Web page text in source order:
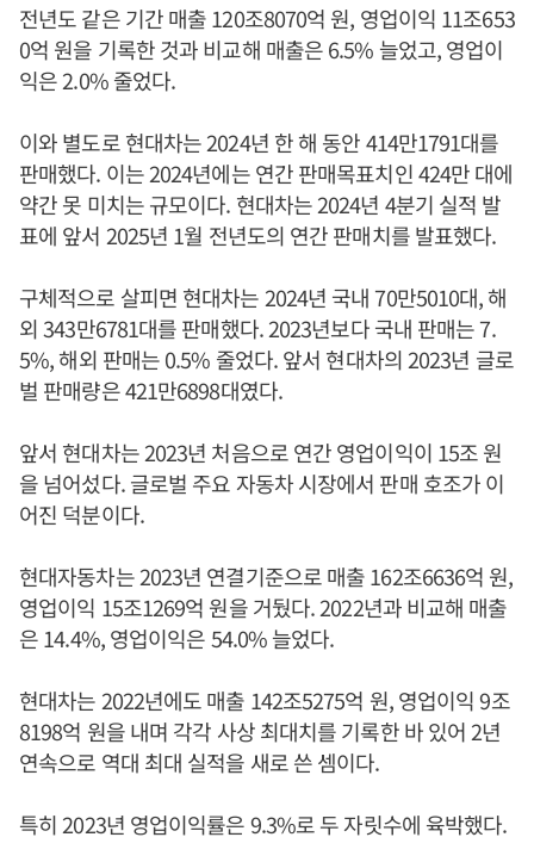
전년도 같은 기간 매출 120조8070억 원, 영업이익 11조653
0억 원을 기록한 것과 비교해 매출은 6.5% 늘었고, 영업이
익은 2.0% 줄었다.
이와 별도로 현대차는 2024년 한 해 동안 414만1791대를
판매했다. 이는 2024년에는 연간 판매목표치인 424만 대에
약간 못 미치는 규모이다. 현대차는 2024년 4분기 실적 발
표에 앞서 2025년 1월 전년도의 연간 판매치를 발표했다.
구체적으로 살피면 현대차는 2024년 국내 70만5010대, 해
외 343만6781대를 판매했다. 2023년보다 국내 판매는 7.
5%, 해외 판매는 0.5% 줄었다. 앞서 현대차의 2023년 글로
벌 판매량은 421만6898대였다.
앞서 현대차는 2023년 처음으로 연간 영업이익이 15조 원
을 넘어섰다. 글로벌 주요 자동차 시장에서 판매 호조가 이
어진 덕분이다.
현대자동차는 2023년 연결기준으로 매출 162조6636억 원,
영업이익 15조1269억 원을 거뒀다. 2022년과 비교해 매출
은 14.4%, 영업이익은 54.0% 늘었다.
현대차는 2022년에도 매출 142조5275억 원, 영업이익 9조
8198억 원을 내며 각각 사상 최대치를 기록한 바 있어 2년
연속으로 역대 최대 실적을 새로 쓴 셈이다.
특히 2023년 영업이익률은 9.3%로 두 자릿수에 육박했다.